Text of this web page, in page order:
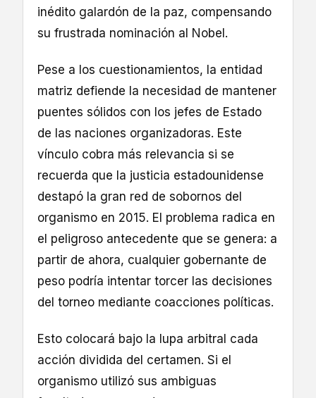
inédito galardón de la paz, compensando
su frustrada nominación al Nobel.
Pese a los cuestionamientos, la entidad
matriz defiende la necesidad de mantener
puentes sólidos con los jefes de Estado
de las naciones organizadoras. Este
vínculo cobra más relevancia si se
recuerda que la justicia estadounidense
destapó la gran red de sobornos del
organismo en 2015. El problema radica en
el peligroso antecedente que se genera: a
partir de ahora, cualquier gobernante de
peso podría intentar torcer las decisiones
del torneo mediante coacciones políticas.
Esto colocará bajo la lupa arbitral cada
acción dividida del certamen. Si el
organismo utilizó sus ambiguas